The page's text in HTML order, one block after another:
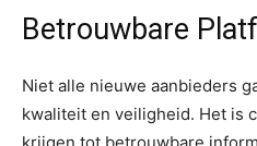
Betrouwbare
Niet alle nieuwe aanbieders
kwaliteit en veiligheid. Het is